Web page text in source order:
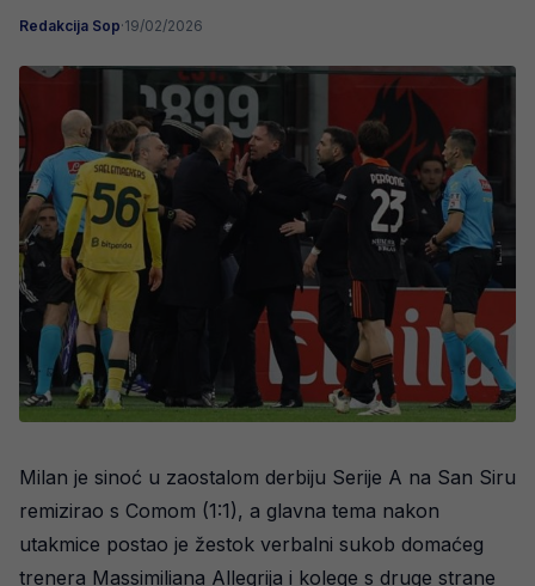
Redakcija Sop·19/02/2026
Milan je sinoć u zaostalom derbiju Serije A na San Siru
remizirao s Comom (1:1), a glavna tema nakon
utakmice postao je žestok verbalni sukob domaćeg
trenera Massimiliana Allegrija i kolege s druge strane